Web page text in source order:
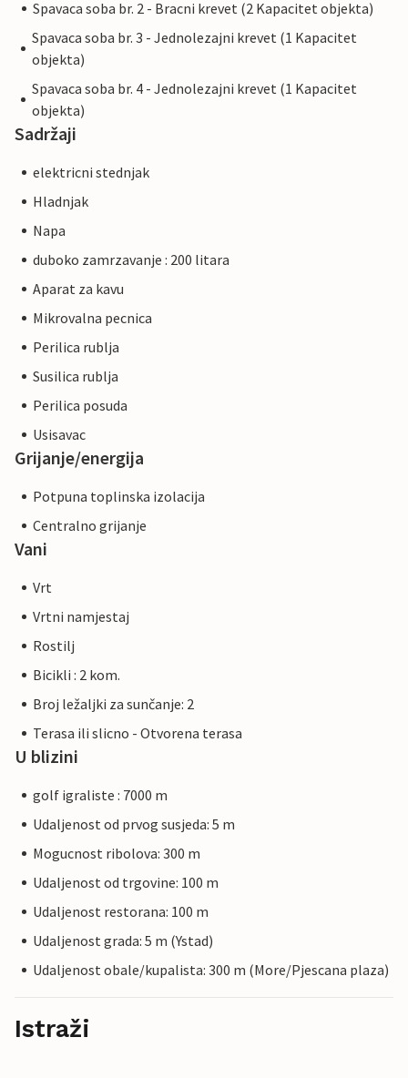
Spavaca soba br. 2 - Bracni krevet (2 Kapacitet objekta)
Spavaca soba br. 3 - Jednolezajni krevet (1 Kapacitet
objekta)
Spavaca soba br. 4 - Jednolezajni krevet (1 Kapacitet
objekta)
Sadržaji
elektricni stednjak
Hladnjak
Napa
duboko zamrzavanje : 200 litara
Aparat za kavu
Mikrovalna pecnica
Perilica rublja
Susilica rublja
Perilica posuda
Usisavac
Grijanje/energija
Potpuna toplinska izolacija
Centralno grijanje
Vani
Vrt
Vrtni namjestaj
Rostilj
Bicikli : 2 kom.
Broj ležaljki za sunčanje: 2
Terasa ili slicno - Otvorena terasa
U blizini
golf igraliste : 7000 m
Udaljenost od prvog susjeda: 5 m
Mogucnost ribolova: 300 m
Udaljenost od trgovine: 100 m
Udaljenost restorana: 100 m
Udaljenost grada: 5 m (Ystad)
Udaljenost obale/kupalista: 300 m (More/Pjescana plaza)
Istraži